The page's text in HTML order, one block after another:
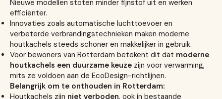
Nieuwe modellen stoten minder fijnstof uit en werken
efficiënter.
Innovaties zoals automatische luchttoevoer en
verbeterde verbrandingstechnieken maken moderne
houtkachels steeds schoner en makkelijker in gebruik.
Voor bewoners van Rotterdam betekent dit dat moderne
houtkachels een duurzame keuze zijn voor verwarming,
mits ze voldoen aan de EcoDesign-richtlijnen.
Belangrijk om te onthouden in Rotterdam:
Houtkachels zijn niet verboden, ook in bestaande